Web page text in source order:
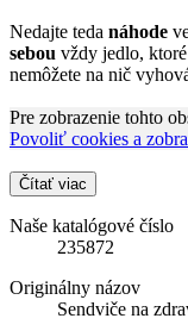
Nedajte teda náhode
sebou vždy jedlo,
nemôžete na nič
Pre zobrazenie tohto
Povoliť cookies a
Čítať viac
Naše katalógové číslo
235872
Originálny názov
Sendviče na